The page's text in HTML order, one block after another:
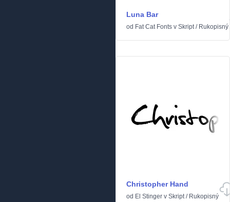
Luna Bar
od Fat Cat Fonts v Skript/ Rukopisný
Christopher Hand
od El Stinger v Skript/ Rukopisný